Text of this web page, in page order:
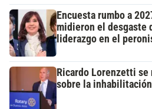
Encuesta rumbo a
midieron el desgaste
liderazgo en el
Ricardo Lorenzetti
sobre la